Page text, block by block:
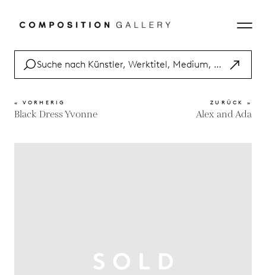
« VORHERIG
Black Dress Yvonne
ZURÜCK »
Alex and Ada